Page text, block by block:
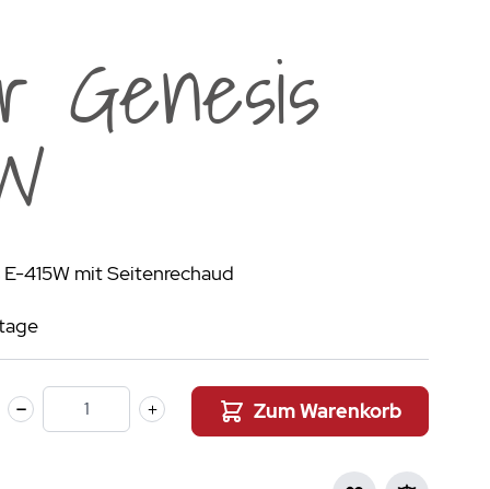
-sprudler
und Ersatzbürsten
Badezimmer-Artikel
>
Genesis
415W mit Seitenrechaud
Menge Zum Warenkorb